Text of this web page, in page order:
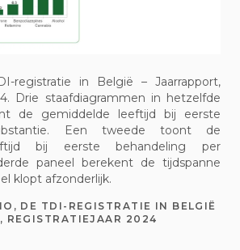
registratie in België – Jaarrapport,
Drie staafdiagrammen in hetzelfde
de gemiddelde leeftijd bij eerste
Een tweede toont de
bij eerste behandeling per
paneel berekent de tijdspanne
klopt afzonderlijk.
DE TDI-REGISTRATIE IN BELGIË
REGISTRATIEJAAR 2024